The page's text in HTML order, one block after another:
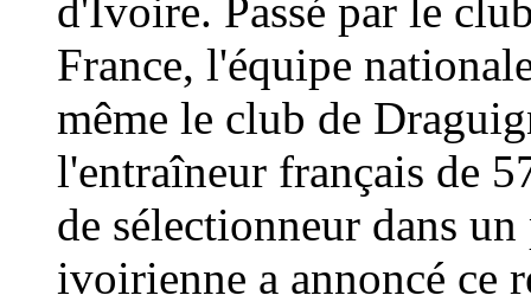
d'Ivoire. Passé par le
France, l'équipe
même le club de
l'entraîneur français de
de sélectionneur dans
ivoirienne a annoncé ce